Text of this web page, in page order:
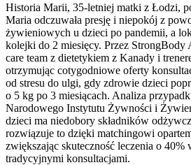
Historia Marii, 35-letniej matki z Łodzi,
Maria odczuwała presję i niepokój z
żywieniowych u dzieci po pandemii, a
kolejki do 2 miesięcy. Przez StrongBody
care team z dietetykiem z Kanady i
otrzymując cotygodniowe oferty
od stresu do ulgi, gdy zdrowie dzieci
o 5 kg po 3 miesiącach. Analiza
Narodowego Instytutu Żywności i
dzieci ma niedobory składników
rozwiązuje to dzięki matchingowi
zwiększając skuteczność leczenia o 40%
tradycyjnymi konsultacjami.